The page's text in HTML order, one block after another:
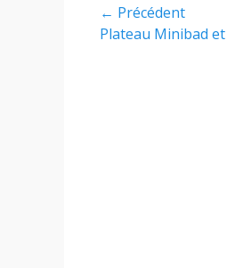
Navigation
de
← Précédent
Article
Plateau Minibad et